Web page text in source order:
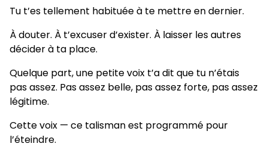
Tu t’es tellement habituée à te mettre en dernier.
À douter. À t’excuser d’exister. À laisser les autres
décider à ta place.
Quelque part, une petite voix t’a dit que tu n’étais
pas assez. Pas assez belle, pas assez forte, pas assez
légitime.
Cette voix — ce talisman est programmé pour
l’éteindre.